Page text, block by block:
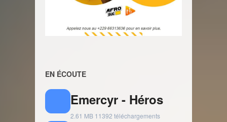
EN ÉCOUTE
Emercyr - Héros
2.61 MB 11392 téléchargements